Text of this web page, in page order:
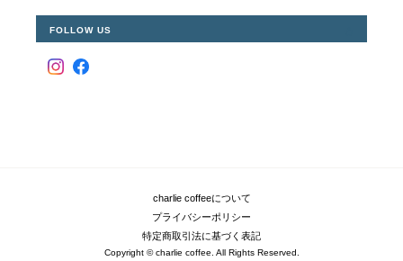
FOLLOW US
charlie coffeeについて
プライバシーポリシー
特定商取引法に基づく表記
Copyright © charlie coffee. All Rights Reserved.